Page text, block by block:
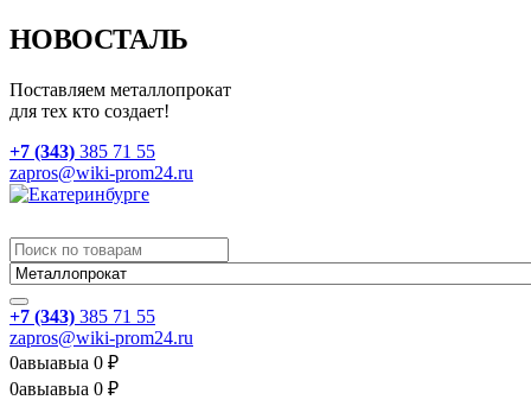
НОВОСТАЛЬ
Поставляем металлопрокат
для тех кто создает!
+7 (343) 385 71 55
zapros@wiki-prom24.ru
+7 (343) 385 71 55
zapros@wiki-prom24.ru
0авыавыа 0 ₽
0авыавыа 0 ₽